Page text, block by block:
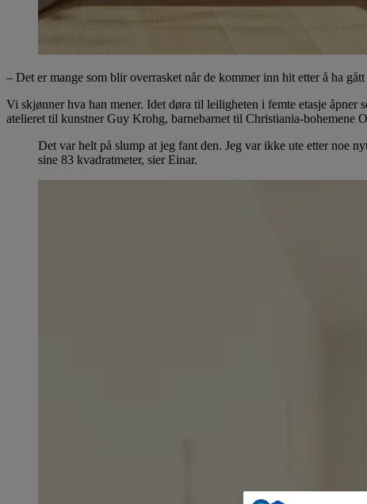
– Det er mange som blir overrasket når de kommer inn hit etter å ha
Vi skjønner hva han mener. Idet døra til leiligheten i femte etasje
atelieret til kunstner Guy Krohg, barnebarnet til Christiania-bohemene
Det var helt på slump at jeg fant den. Jeg var ikke ute etter noe
sine 83 kvadratmeter, sier Einar.